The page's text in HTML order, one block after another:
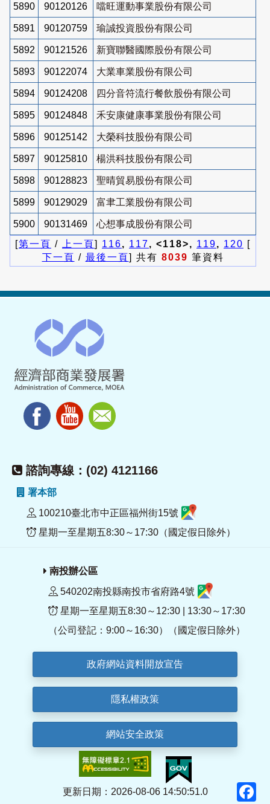
5890 90120126 噹旺運動事業股份有限公司
5891 90120759 瑜誠投資股份有限公司
5892 90121526 新寶聯醫國際股份有限公司
5893 90122074 大業車業股份有限公司
5894 90124208 四分音符流行餐飲股份有限公司
5895 90124848 禾安康健康事業股份有限公司
5896 90125142 大榮科技股份有限公司
5897 90125810 楊洪科技股份有限公司
5898 90128823 聖晴貿易股份有限公司
5899 90129029 富聿工業股份有限公司
5900 90131469
心想事成股份有限公司
[第一頁 / 上一頁] 116, 117, <118>, 119, 120 [
下一頁 / 最後一頁] 共有 8039 筆資料
諮詢專線：(02) 4121166
署本部
100210臺北市中正區福州街15號
星期一至星期五8:30～17:30（國定假日除外）
南投辦公區
540202南投縣南投市省府路4號
星期一至星期五8:30～12:30 | 13:30～17:30
（公司登記：9:00～16:30）（國定假日除外）
政府網站資料開放宣告
隱私權政策
網站安全政策
更新日期：2026-08-06 14:50:51.0